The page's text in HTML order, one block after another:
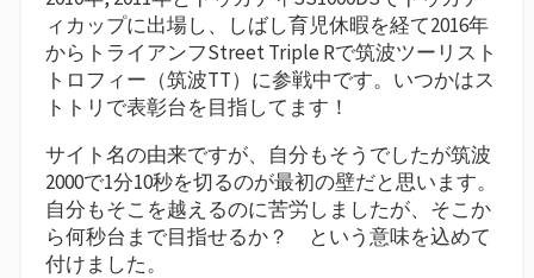
ィカップに出場し、しばし育児休暇を経て2016年
からトライアンフStreet Triple Rで筑波ツーリスト
トロフィー（筑波TT）に参戦中です。いつかはス
トトリで表彰台を目指してます！
サイト名の由来ですが、自分もそうでしたが筑波
2000で1分10秒を切るのが最初の壁だと思います。
自分もそこを越えるのに苦労しましたが、そこか
ら何秒台まで目指せるか？ という意味を込めて
付けました。